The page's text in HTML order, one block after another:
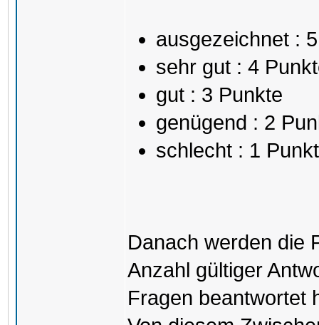
ausgezeichnet :
sehr gut : 4
gut : 3 Punkte
genügend : 2
schlecht : 1 Punkt
Danach werden die
Anzahl gültiger
Fragen beantwortet